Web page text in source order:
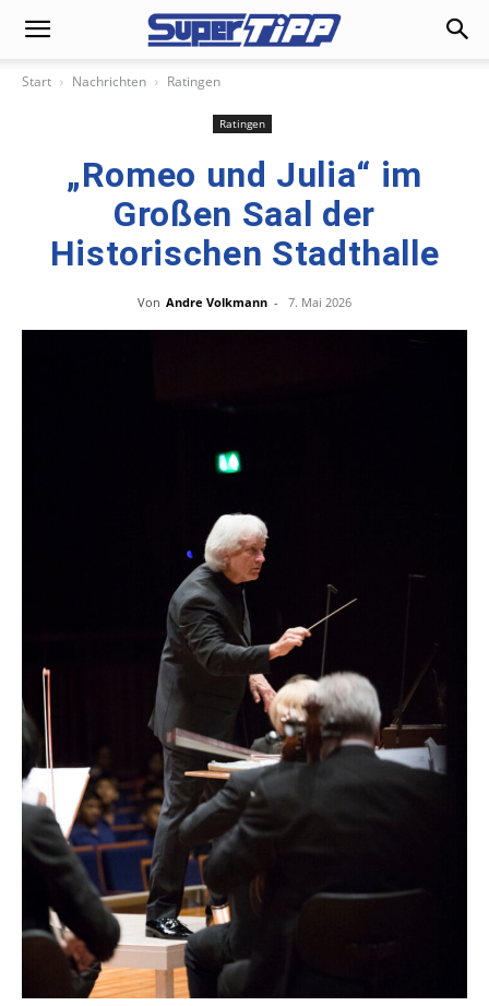
Start Nachrichten Ratingen
Ratingen
„Romeo und Julia“ im
Großen Saal der
Historischen Stadthalle
Von Andre Volkmann - 7. Mai 2026